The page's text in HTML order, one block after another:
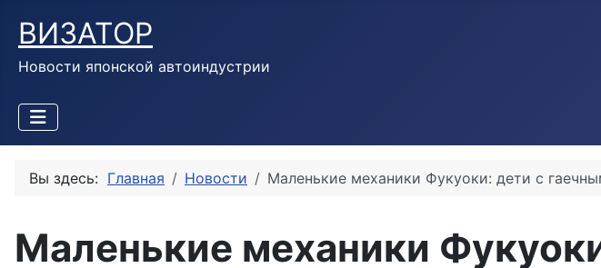
ВИЗАТОР
Новости японской автоиндустрии
Вы здесь: Главная Новости Маленькие механики Фукуоки: дети с
Маленькие механики